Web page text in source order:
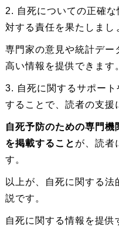
2. 自死についての正確
対する責任を果たしまし
専門家の意見や統計デー
高い情報を提供できます
3. 自死に関するサポー
することで、読者の支援
自死予防のための専門
を掲載すること が、読者
す。
以上が、自死に関する
説です。
自死に関する情報を提